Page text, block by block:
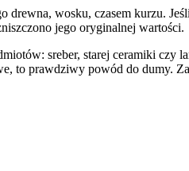
drewna, wosku, czasem kurzu.
jego oryginalnej wartości.
sreber, starej ceramiki czy
to prawdziwy powód do dumy.